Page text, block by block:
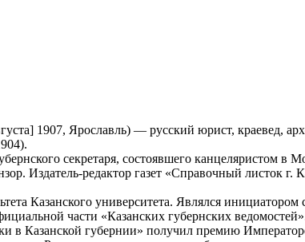
1907, Ярославль) — русский юрист, краевед,
секретаря, состоявшего канцеляристом в
Издатель-редактор газет «Справочный листок г.
Казанского университета. Являлся инициатором
части «Казанских губернских
в Казанской губернии» получил премию